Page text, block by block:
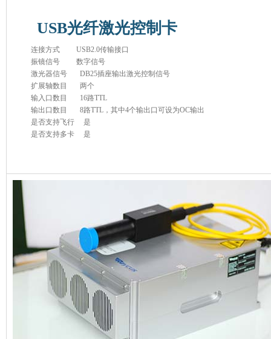
USB光纤激光控制卡
连接方式 USB2.0传输接口
振镜信号 数字信号
激光器信号 DB25插座输出激光控制信号
扩展轴数目 两个
输入口数目 16路TTL
输出口数目 8路TTL，其中4个输出口可设为OC输出
是否支持飞行 是
是否支持多卡 是